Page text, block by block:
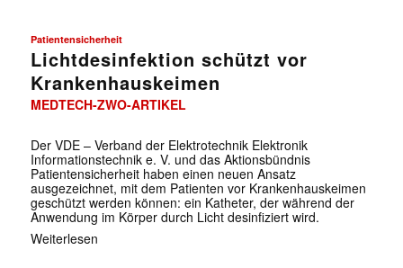
Patientensicherheit
Lichtdesinfektion schützt vor
Krankenhauskeimen
MEDTECH-ZWO-ARTIKEL
Der VDE – Verband der Elektrotechnik Elektronik
Informationstechnik e. V. und das Aktionsbündnis
Patientensicherheit haben einen neuen Ansatz
ausgezeichnet, mit dem Patienten vor Krankenhauskeimen
geschützt werden können: ein Katheter, der während der
Anwendung im Körper durch Licht desinfiziert wird.
Weiterlesen